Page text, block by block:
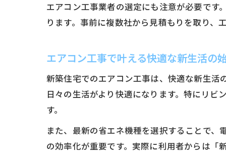
エアコン工事業者の選定にも注意が必要です
ります。事前に複数社から見積もりを取り、
エアコン工事で叶える快適な新生活の
新築住宅でのエアコン工事は、快適な新生活
日々の生活がより快適になります。特にリ
す。
また、最新の省エネ機種を選択することで
の効率化が重要です。実際に利用者からは「